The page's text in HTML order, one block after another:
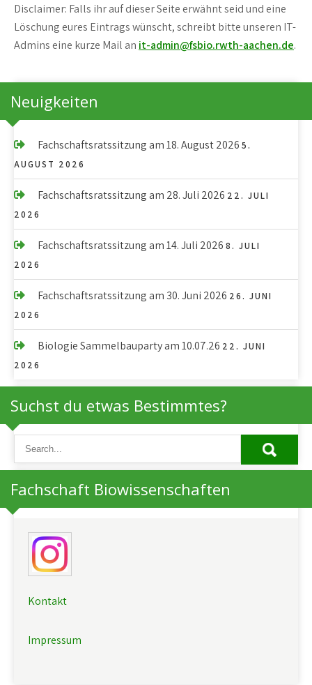
Disclaimer: Falls ihr auf dieser Seite erwähnt seid und eine
Löschung eures Eintrags wünscht, schreibt bitte unseren IT-
Admins eine kurze Mail an it-admin@fsbio.rwth-aachen.de.
Neuigkeiten
Fachschaftsratssitzung am 18. August 2026 5.
AUGUST 2026
Fachschaftsratssitzung am 28. Juli 2026 22. JULI
2026
Fachschaftsratssitzung am 14. Juli 2026 8. JULI
2026
Fachschaftsratssitzung am 30. Juni 2026 26. JUNI
2026
Biologie Sammelbauparty am 10.07.26 22. JUNI
2026
Suchst du etwas Bestimmtes?
Fachschaft Biowissenschaften
Kontakt
Impressum